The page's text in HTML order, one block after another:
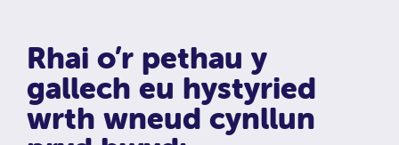
Rhai o’r pethau y
gallech eu hystyried
wrth wneud cynllun